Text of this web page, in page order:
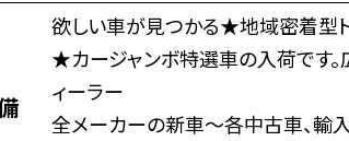
欲しい車が見つかる★地域密着型ト
★カージャンボ特選車の入荷です
ィーラー
全メーカーの新車～各中古車、輸